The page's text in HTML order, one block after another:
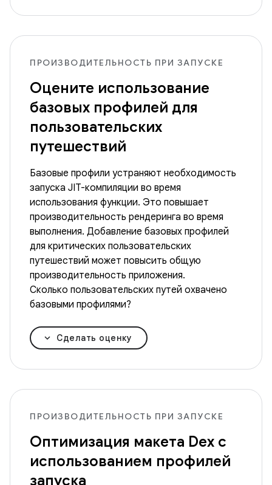
ПРОИЗВОДИТЕЛЬНОСТЬ ПРИ ЗАПУСКЕ
Оцените использование
базовых профилей для
пользовательских
путешествий
Базовые профили устраняют необходимость
запуска JIT-компиляции во время
использования функции. Это повышает
производительность рендеринга во время
выполнения. Добавление базовых профилей
для критических пользовательских
путешествий может повысить общую
производительность приложения.
Сколько пользовательских путей охвачено
базовыми профилями?
Сделать оценку
ПРОИЗВОДИТЕЛЬНОСТЬ ПРИ ЗАПУСКЕ
Оптимизация макета Dex с
использованием профилей
запуска